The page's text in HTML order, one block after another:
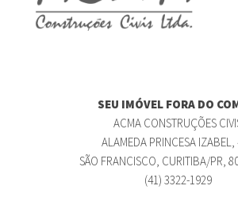
SEU IMÓVEL FORA DO
ACMA CONSTRUÇÕES
ALAMEDA PRINCESA
SÃO FRANCISCO, CURITIBA/PR,
(41) 3322-1929